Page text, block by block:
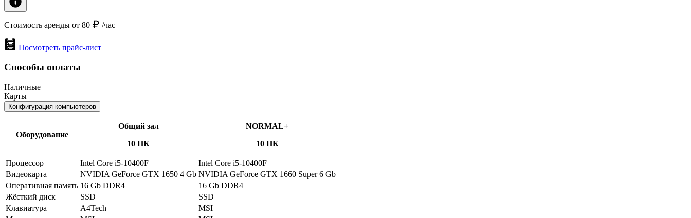
Стоимость аренды от 80 /час
Посмотреть прайс-лист
Способы оплаты
Наличные
Карты
Конфигурация компьютеров
Оборудование
Общий зал
10 ПК
NORMAL+
10 ПК
Процессор Intel Core i5-10400F
Intel Core i5-10400F
Видеокарта
NVIDIA GeForce GTX 1650 4 Gb NVIDIA GeForce GTX 1660 Super 6 Gb
Оперативная память 16 Gb DDR4
16 Gb DDR4
Жёсткий диск
SSD
SSD
Клавиатура
A4Tech
MSI